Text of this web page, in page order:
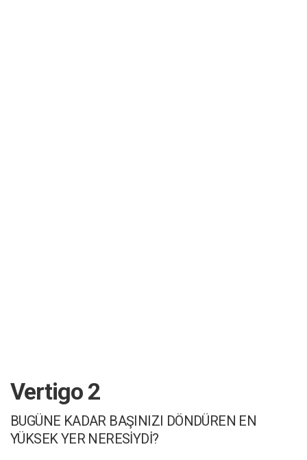
Vertigo 2
BUGÜNE KADAR BAŞINIZI DÖNDÜREN EN
YÜKSEK YER NERESİYDİ?